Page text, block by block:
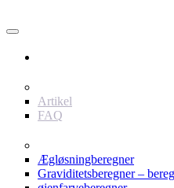
Artikel
FAQ
Ægløsningberegner
Graviditetsberegner –